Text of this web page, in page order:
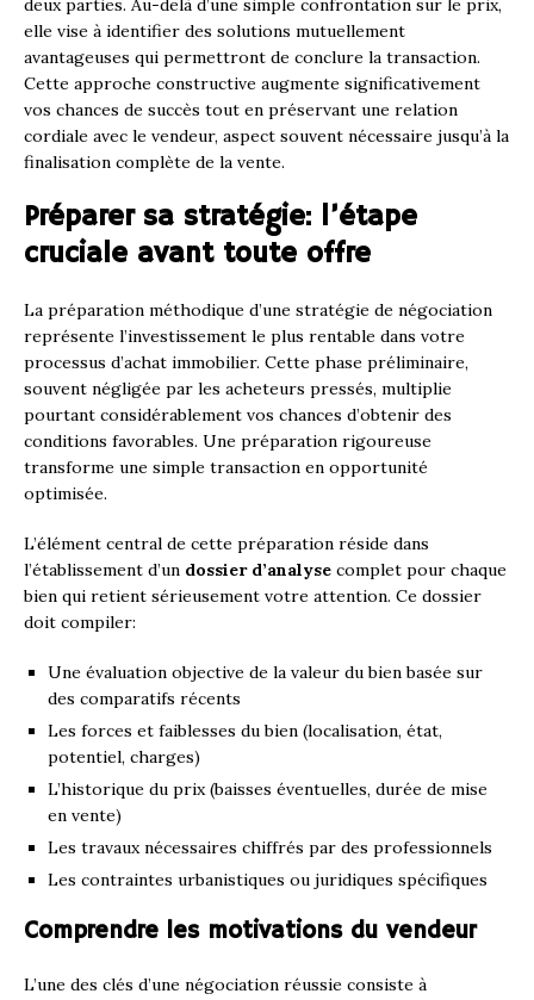
deux parties. Au-delà d’une simple confrontation sur le prix,
elle vise à identifier des solutions mutuellement
avantageuses qui permettront de conclure la transaction.
Cette approche constructive augmente significativement
vos chances de succès tout en préservant une relation
cordiale avec le vendeur, aspect souvent nécessaire jusqu’à la
finalisation complète de la vente.
Préparer sa stratégie: l’étape
cruciale avant toute offre
La préparation méthodique d’une stratégie de négociation
représente l’investissement le plus rentable dans votre
processus d’achat immobilier. Cette phase préliminaire,
souvent négligée par les acheteurs pressés, multiplie
pourtant considérablement vos chances d’obtenir des
conditions favorables. Une préparation rigoureuse
transforme une simple transaction en opportunité
optimisée.
L’élément central de cette préparation réside dans
l’établissement d’un dossier d’analyse complet pour chaque
bien qui retient sérieusement votre attention. Ce dossier
doit compiler:
Une évaluation objective de la valeur du bien basée sur
des comparatifs récents
Les forces et faiblesses du bien (localisation, état,
potentiel, charges)
L’historique du prix (baisses éventuelles, durée de mise
en vente)
Les travaux nécessaires chiffrés par des professionnels
Les contraintes urbanistiques ou juridiques spécifiques
Comprendre les motivations du vendeur
L’une des clés d’une négociation réussie consiste à